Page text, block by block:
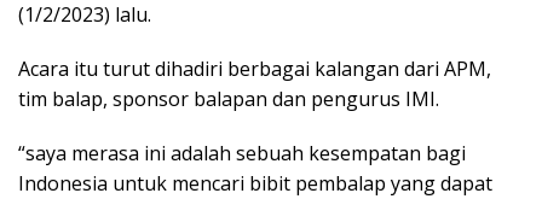
(1/2/2023) lalu.
Acara itu turut dihadiri berbagai kalangan dari APM,
tim balap, sponsor balapan dan pengurus IMI.
“saya merasa ini adalah sebuah kesempatan bagi
Indonesia untuk mencari bibit pembalap yang dapat